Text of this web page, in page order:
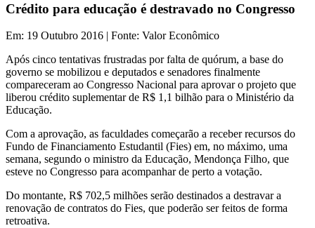
Crédito para educação é destravado no Congresso
Em: 19 Outubro 2016 | Fonte: Valor Econômico
Após cinco tentativas frustradas por falta de quórum, a base do
governo se mobilizou e deputados e senadores finalmente
compareceram ao Congresso Nacional para aprovar o projeto que
liberou crédito suplementar de R$ 1,1 bilhão para o Ministério da
Educação.
Com a aprovação, as faculdades começarão a receber recursos do
Fundo de Financiamento Estudantil (Fies) em, no máximo, uma
semana, segundo o ministro da Educação, Mendonça Filho, que
esteve no Congresso para acompanhar de perto a votação.
Do montante, R$ 702,5 milhões serão destinados a destravar a
renovação de contratos do Fies, que poderão ser feitos de forma
retroativa.